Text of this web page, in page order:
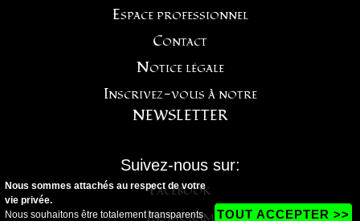
Espace professionnel
Contact
Notice légale
Inscrivez-vous à notre
NEWSLETTER
Suivez-nous sur:
Facebook
Instagram
Nous sommes attachés au respect de votre
vie privée.
Nous souhaitons être totalement transparents
TOUT ACCEPTER >>